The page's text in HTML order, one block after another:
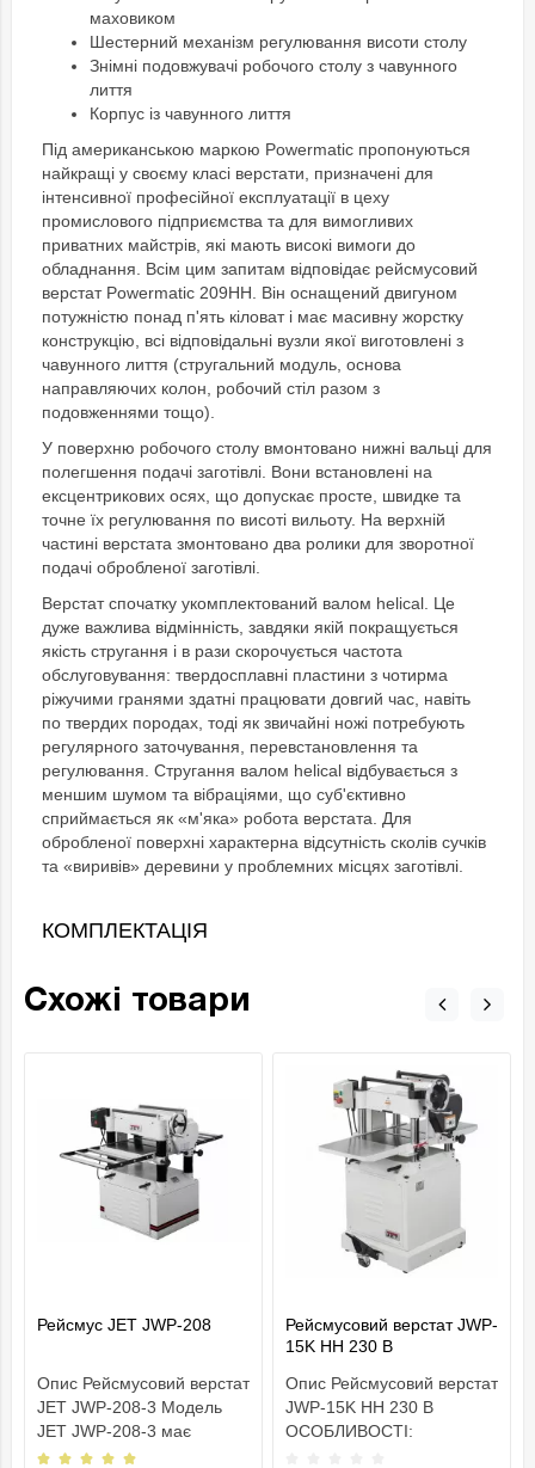
маховиком
Шестерний механізм регулювання висоти столу
Знімні подовжувачі робочого столу з чавунного
лиття
Корпус із чавунного лиття
Під американською маркою Powermatic пропонуються
найкращі у своєму класі верстати, призначені для
інтенсивної професійної експлуатації в цеху
промислового підприємства та для вимогливих
приватних майстрів, які мають високі вимоги до
обладнання. Всім цим запитам відповідає рейсмусовий
верстат Powermatic 209HH. Він оснащений двигуном
потужністю понад п'ять кіловат і має масивну жорстку
конструкцію, всі відповідальні вузли якої виготовлені з
чавунного лиття (стругальний модуль, основа
направляючих колон, робочий стіл разом з
подовженнями тощо).
У поверхню робочого столу вмонтовано нижні вальці для
полегшення подачі заготівлі. Вони встановлені на
ексцентрикових осях, що допускає просте, швидке та
точне їх регулювання по висоті вильоту. На верхній
частині верстата змонтовано два ролики для зворотної
подачі обробленої заготівлі.
Верстат спочатку укомплектований валом helical. Це
дуже важлива відмінність, завдяки якій покращується
якість стругання і в рази скорочується частота
обслуговування: твердосплавні пластини з чотирма
ріжучими гранями здатні працювати довгий час, навіть
по твердих породах, тоді як звичайні ножі потребують
регулярного заточування, перевстановлення та
регулювання. Стругання валом helical відбувається з
меншим шумом та вібраціями, що суб'єктивно
сприймається як «м'яка» робота верстата. Для
обробленої поверхні характерна відсутність сколів сучків
та «виривів» деревини у проблемних місцях заготівлі.
КОМПЛЕКТАЦІЯ
Схожі товари
Рейсмус JET JWP-208
Опис Рейсмусовий верстат
JET JWP-208-3 Модель
JET JWP-208-3 має
масивну чавунну констру..
Рейсмусовий верстат JWP-
15K HH 230 В
Опис Рейсмусовий верстат
JWP-15K HH 230 В
ОСОБЛИВОСТІ: